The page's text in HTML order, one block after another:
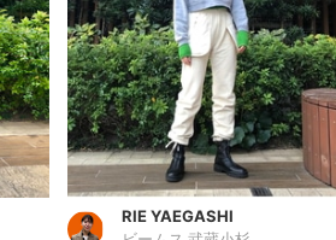
RIE YAEGASHI